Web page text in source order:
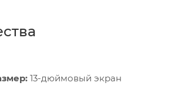
13-дюймовый экран